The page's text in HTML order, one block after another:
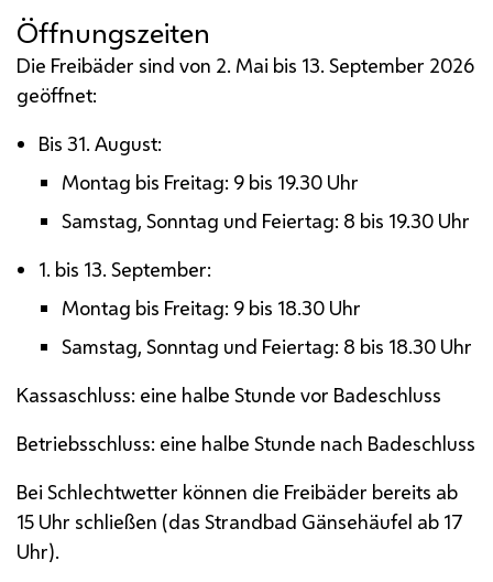
Öffnungszeiten
Die Freibäder sind von 2. Mai bis 13. September 2026
geöffnet:
Bis 31. August:
Montag bis Freitag: 9 bis 19.30 Uhr
Samstag, Sonntag und Feiertag: 8 bis 19.30 Uhr
1. bis 13. September:
Montag bis Freitag: 9 bis 18.30 Uhr
Samstag, Sonntag und Feiertag: 8 bis 18.30 Uhr
Kassaschluss: eine halbe Stunde vor Badeschluss
Betriebsschluss: eine halbe Stunde nach Badeschluss
Bei Schlechtwetter können die Freibäder bereits ab
15 Uhr schließen (das Strandbad Gänsehäufel ab 17
Uhr).